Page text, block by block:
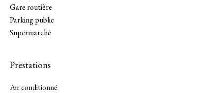
Gare routière
Parking public
Supermarché
Prestations
Air conditionné